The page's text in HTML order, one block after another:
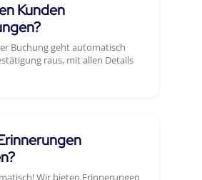
Kunden
Buchung geht automatisch
raus, mit allen Details